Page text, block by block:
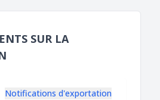
SUR LA
Notifications d'exportation